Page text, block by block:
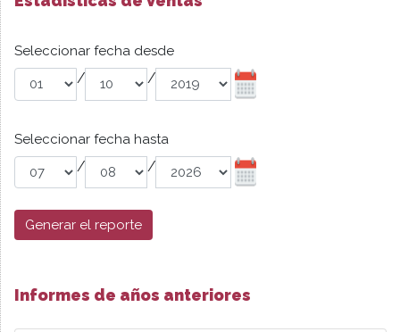
Seleccionar fecha desde
/ /
Seleccionar fecha hasta
/ /
Generar el reporte
Informes de años anteriores